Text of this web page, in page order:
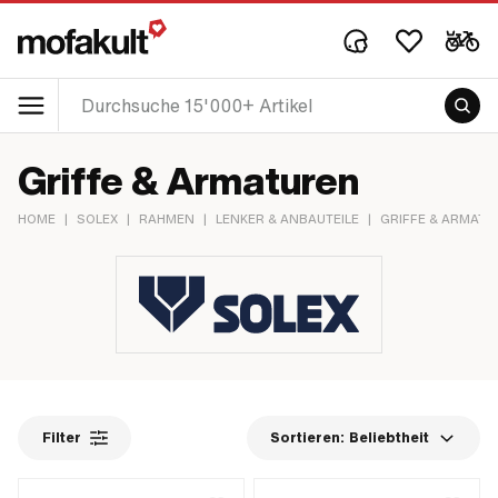
Griffe & Armaturen
HOME | SOLEX | RAHMEN | LENKER & ANBAUTEILE | GRIFFE &
Filter Sortieren: Beliebtheit